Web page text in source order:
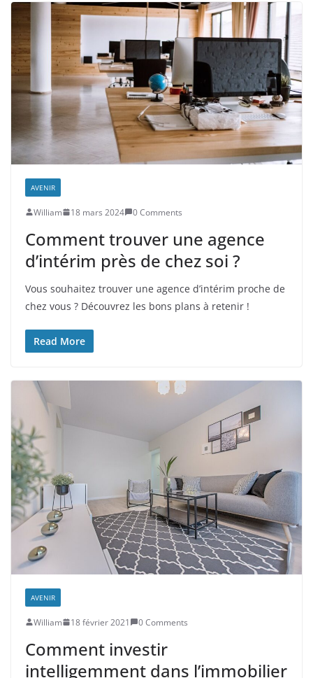
AVENIR
William 18 mars 2024 0 Comments
Comment trouver une agence
d’intérim près de chez soi ?
Vous souhaitez trouver une agence d’intérim proche de
chez vous ? Découvrez les bons plans à retenir !
Read More
AVENIR
William 18 février 2021 0 Comments
Comment investir
intelligemment dans l’immobilier